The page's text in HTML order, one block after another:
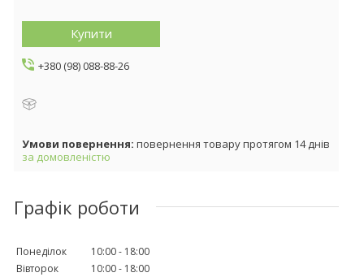
Купити
+380 (98) 088-88-26
повернення товару протягом 14 днів
за домовленістю
Графік роботи
Понеділок 10:00
18:00
Вівторок
10:00
18:00